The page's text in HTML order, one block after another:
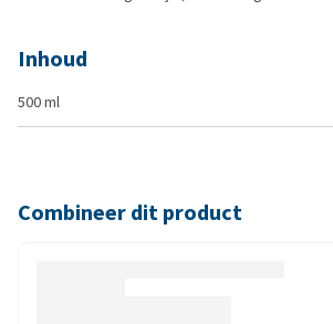
Inhoud
500 ml
Combineer dit product